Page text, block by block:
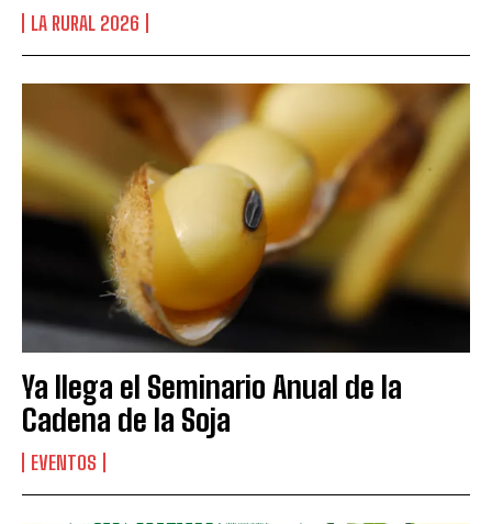
LA RURAL 2026
Ya llega el Seminario Anual de la
Cadena de la Soja
EVENTOS